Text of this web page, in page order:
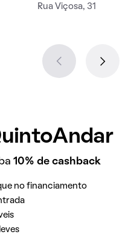
Rua Viçosa, 31
10% de cashback
no financiamento